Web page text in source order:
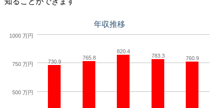
年収推移
730.9
765.8
820.4
783.3 760.9
500 万円
750 万円
1000 万円